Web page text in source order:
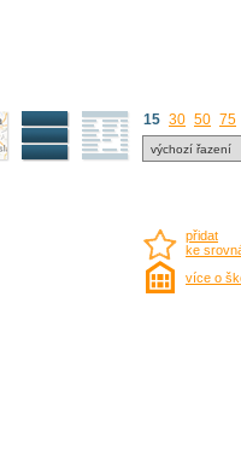
15 30 50 75
přidat
ke
více o